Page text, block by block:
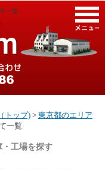
一覧
トップ) > 東京都のエリア
一覧
工場を探す